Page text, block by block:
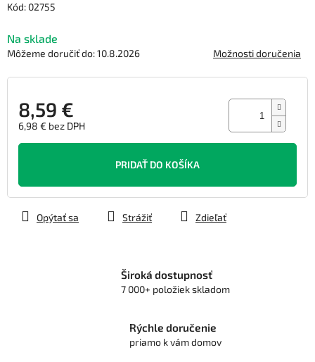
Kód: 02755
Na sklade
Môžeme doručiť do:10.8.2026 Možnosti doručenia
8,59 €
6,98 € bez DPH
Jednotková
PRIDAŤ DO KOŠÍKA
Opýtať sa Strážiť Zdieľať
0,0
5
hviezdičiek.
Široká dostupnosť
7 000+ položiek skladom
Rýchle doručenie
priamo k vám domov